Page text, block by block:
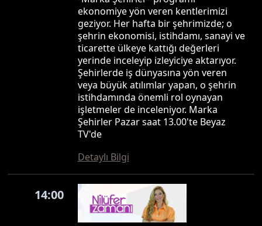
ekonomiye yön veren kentlerimizi
geziyor. Her hafta bir şehrimizde; o
şehrin ekonomisi, istihdamı, sanayi ve
ticarette ülkeye kattığı değerleri
yerinde inceleyip izleyiciye aktarıyor.
Şehirlerde iş dünyasına yön veren
veya büyük atılımlar yapan, o şehrin
istihdamında önemli rol oynayan
işletmeler de inceleniyor. Marka
Şehirler Pazar saat 13.00'te Beyaz
TV'de
Detaylı Bilgi
14:00